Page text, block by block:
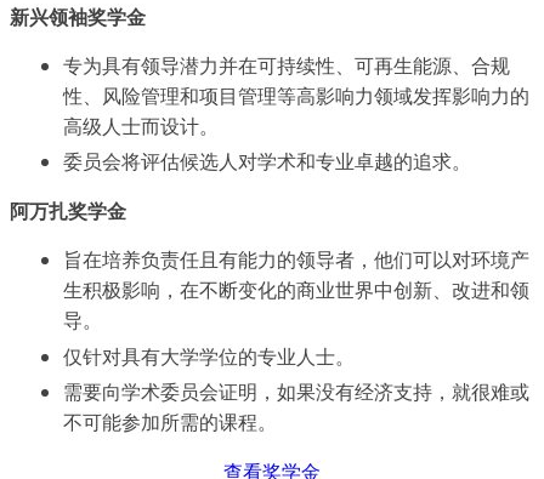
新兴领袖奖学金
专为具有领导潜力并在可持续性、可再生能源、合规
性、风险管理和项目管理等高影响力领域发挥影响力的
高级人士而设计。
委员会将评估候选人对学术和专业卓越的追求。
阿万扎奖学金
旨在培养负责任且有能力的领导者，他们可以对环境产
生积极影响，在不断变化的商业世界中创新、改进和领
导。
仅针对具有大学学位的专业人士。
需要向学术委员会证明，如果没有经济支持，就很难或
不可能参加所需的课程。
查看奖学金